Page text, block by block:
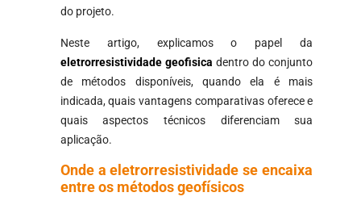
do projeto.
Neste artigo, explicamos o papel da
eletrorresistividade geofisica dentro do conjunto
de métodos disponíveis, quando ela é mais
indicada, quais vantagens comparativas oferece e
quais aspectos técnicos diferenciam sua
aplicação.
Onde a eletrorresistividade se encaixa
entre os métodos geofísicos